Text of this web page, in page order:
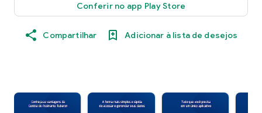
Conferir no app Play Store
Compartilhar Adicionar à lista de desejos